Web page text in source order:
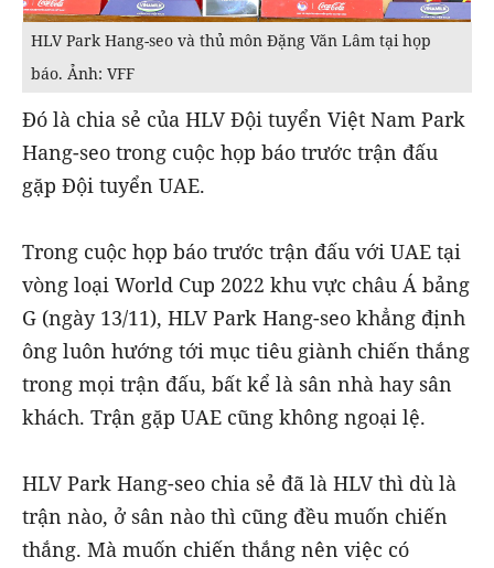
HLV Park Hang-seo và thủ môn Đặng Văn Lâm tại họp
báo. Ảnh: VFF
Đó là chia sẻ của HLV Đội tuyển Việt Nam Park
Hang-seo trong cuộc họp báo trước trận đấu
gặp Đội tuyển UAE.
Trong cuộc họp báo trước trận đấu với UAE tại
vòng loại World Cup 2022 khu vực châu Á bảng
G (ngày 13/11), HLV Park Hang-seo khẳng định
ông luôn hướng tới mục tiêu giành chiến thắng
trong mọi trận đấu, bất kể là sân nhà hay sân
khách. Trận gặp UAE cũng không ngoại lệ.
HLV Park Hang-seo chia sẻ đã là HLV thì dù là
trận nào, ở sân nào thì cũng đều muốn chiến
thắng. Mà muốn chiến thắng nên việc có